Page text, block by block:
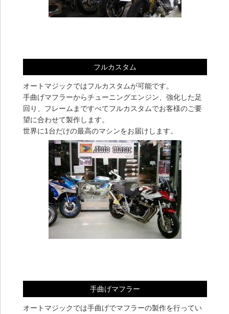
フルカスタム
オートマジックではフルカスタムが可能です。
手曲げマフラーからチューニングエンジン、強化した足
回り、フレームまですべてフルカスタムでお客様のご要
望に合わせて製作します。
世界に1台だけの最高のマシンをお届けします。
手曲げマフラー
オートマジックでは手曲げでマフラーの製作を行ってい